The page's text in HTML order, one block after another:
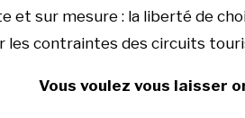
et sur mesure : la liberté de
les contraintes des circuits
Vous voulez vous laisser